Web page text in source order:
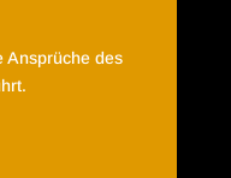
Ansprüche des